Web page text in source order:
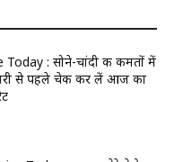
: सोने-चांदी की कीमतों में
से पहले चेक कर लें आज का